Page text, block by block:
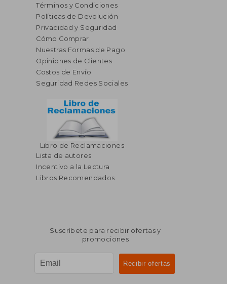
Términos y Condiciones
Políticas de Devolución
Privacidad y Seguridad
Cómo Comprar
Nuestras Formas de Pago
Opiniones de Clientes
Costos de Envío
Seguridad Redes Sociales
Libro de Reclamaciones
Lista de autores
Incentivo a la Lectura
Libros Recomendados
Suscríbete para recibir ofertas y
promociones